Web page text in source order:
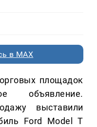
в MAX
площадок
объявление.
выставили
Ford Model T